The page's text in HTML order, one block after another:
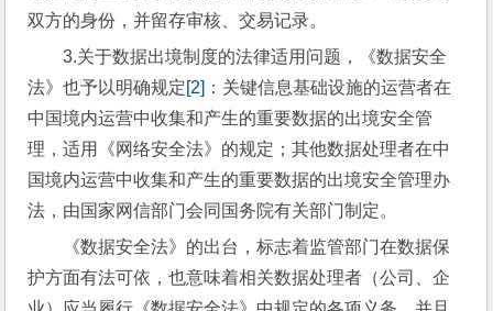
双方的身份，并留存审核、交易记录。
3.关于数据出境制度的法律适用问题，《数据安全
法》也予以明确规定[2] ：关键信息基础设施的运营者在
中国境内运营中收集和产生的重要数据的出境安全管
理，适用《网络安全法》的规定；其他数据处理者在中
国境内运营中收集和产生的重要数据的出境安全管理办
法，由国家网信部门会同国务院有关部门制定。
《数据安全法》的出台，标志着监管部门在数据保
护方面有法可依，也意味着相关数据处理者（公司、企